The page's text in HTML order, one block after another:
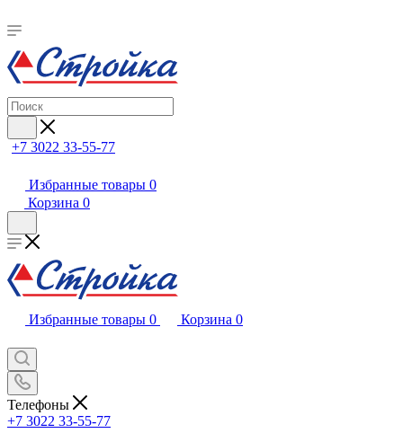
+7 3022 33-55-77
Избранные товары 0
Корзина 0
Избранные товары 0 Корзина 0
Телефоны
+7 3022 33-55-77